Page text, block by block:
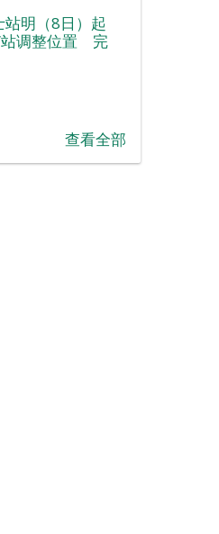
明（8日）起
调整位置 完
查看全部